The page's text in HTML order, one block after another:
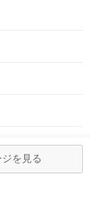
を見る